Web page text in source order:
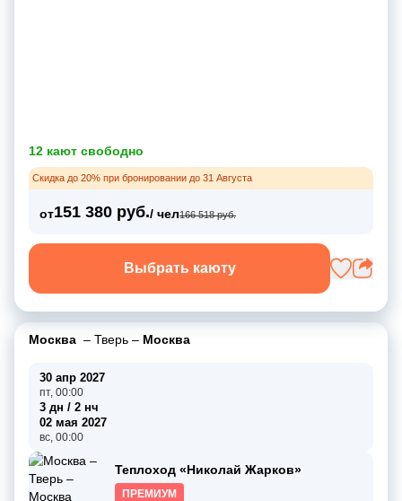
12 кают свободно
Скидка до 20% при бронировании до 31 Августа
от151 380 руб./ чел166 518 руб.
Выбрать каюту
Москва – Тверь – Москва
30 апр 2027
пт, 00:00
3 дн / 2 нч
02 мая 2027
вс, 00:00
Теплоход «Николай Жарков»
ПРЕМИУМ